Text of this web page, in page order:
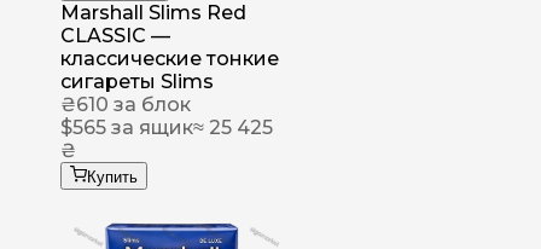
Marshall Slims Red
CLASSIC —
классические тонкие
сигареты Slims
₴610 за блок
$565 за ящик≈ 25 425
₴
Купить